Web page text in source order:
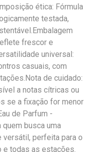
ética: Fórmula
testada,
frescor e
universal:
casuais, com
de cuidado:
a notas cítricas ou
se a fixação for menor
de Parfum -
busca uma
versátil, perfeita para o
e todas as estações.